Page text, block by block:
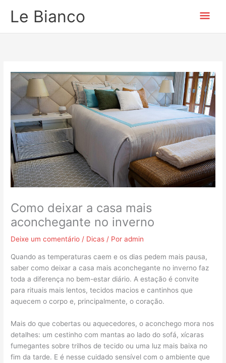
Le Bianco
Como deixar a casa mais
aconchegante no inverno
Deixe um comentário / Dicas / Poradmin
Quando as temperaturas caem e os dias pedem mais pausa,
saber como deixar a casa mais aconchegante no inverno faz
toda a diferença no bem-estar diário. A estação é convite
para rituais mais lentos, tecidos macios e cantinhos que
aquecem o corpo e, principalmente, o coração.
Mais do que cobertas ou aquecedores, o aconchego mora nos
detalhes: um cestinho com mantas ao lado do sofá, xícaras
fumegantes sobre trilhos de tecido ou uma luz mais baixa no
fim da tarde. E é nesse cuidado sensível com o ambiente que